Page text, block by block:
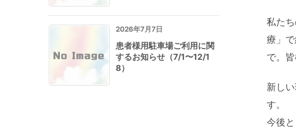
私た
療」
で。
新し
す。
今後
2026年7月7日
患者様用駐車場ご利用に関
するお知らせ（7/1〜12/1
8）